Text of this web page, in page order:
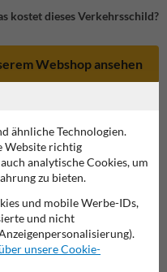
kostet dieses Verkehrsschild?
Webshop ansehen
ähnliche Technologien.
Website richtig
analytische Cookies, um
zu bieten.
und mobile Werbe-IDs,
und nicht
unsere Cookie-